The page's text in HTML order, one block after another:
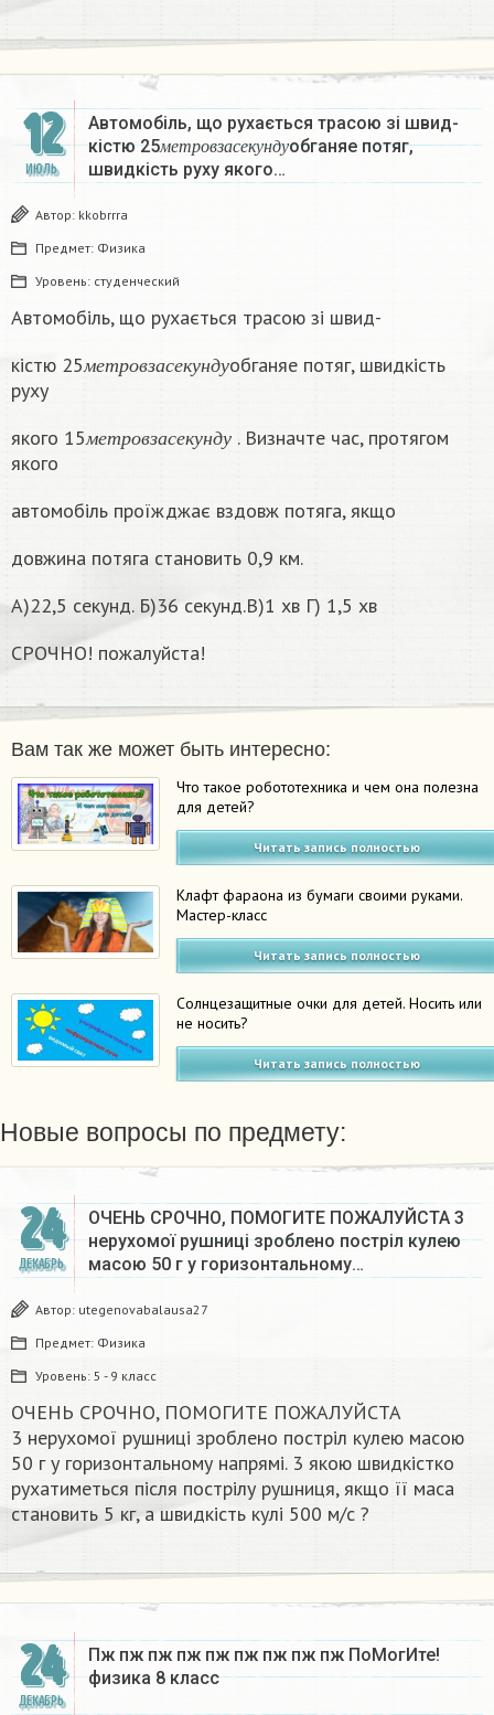
12
ИЮЛЬ
Автомобіль, що рухається трасою зі швид-
кістю 25ме т р о в за с е к у н д у
метро взасекунду
обганяе потяг,
швидкість руху якого…
Автор: kkobrrra
Предмет: Физика
Уровень: студенческий
Автомобіль, що рухається трасою зі швид-
кістю 25ме т р о в з а с е к у н д у
обганяе потяг, швидкість
руху
якого 15ме т р о в з а с е к у н д у
. Визначте час, протягом
якого
автомобіль проїжджає вздовж потяга, якщо
довжина потяга становить 0,9 км.
A)22,5 секунд. Б)36 секунд.В)1 хв Г) 1,5 хв
СРОЧНО! пожалуйста!
Вам так же может быть интересно:
Что такое робототехника и чем она полезна
для детей?
Читать запись полностью
Клафт фараона из бумаги своими руками.
Мастер-класс
Читать запись полностью
Солнцезащитные очки для детей. Носить или
не носить?
Читать запись полностью
Новые вопросы по предмету:
24
ДЕКАБРЬ
ОЧЕНЬ СРОЧНО, ПОМОГИТЕ ПОЖАЛУЙСТА 3
нерухомої рушниці зроблено постріл кулею
масою 50 г у горизонтальному…
Автор: utegenovabalausa27
Предмет: Физика
Уровень: 5 - 9 класс
ОЧЕНЬ СРОЧНО, ПОМОГИТЕ ПОЖАЛУЙСТА
3 нерухомої рушниці зроблено постріл кулею масою
50 г у горизонтальному напрямі. 3 якою швидкістко
рухатиметься після пострілу рушниця, якщо її маса
становить 5 кг, а швидкість кулі 500 м/с ?​
24
ДЕКАБРЬ
Пж пж пж пж пж пж пж пж пж ПоМогИте!
физика 8 класс​